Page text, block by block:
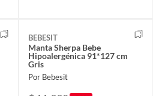
BEBESIT
Manta Sherpa Bebe
Hipoalergénica 91*127 cm
Gris
Por Bebesit